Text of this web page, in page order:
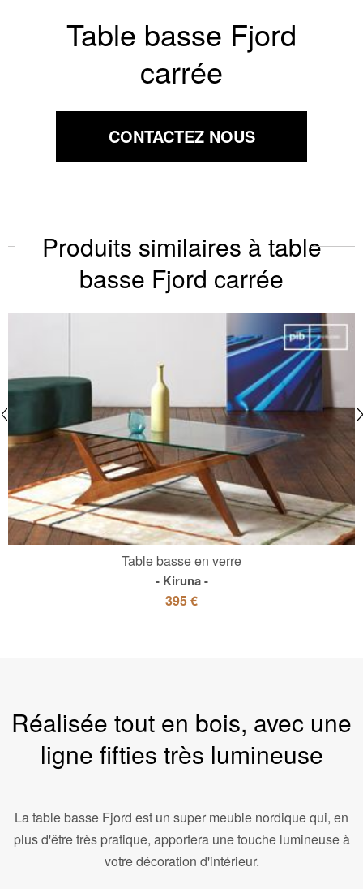
Table basse Fjord
carrée
CONTACTEZ NOUS
Produits similaires à table
basse Fjord carrée
Table basse en verre
Kiruna
395 €
Réalisée tout en bois, avec une
ligne fifties très lumineuse
La table basse Fjord est un super meuble nordique qui, en
plus d'être très pratique, apportera une touche lumineuse à
votre décoration d'intérieur.